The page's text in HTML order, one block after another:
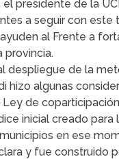
el presidente de la
a seguir con este
al Frente a
provincia.
despliegue de la
hizo algunas
de
inicial creado para
en ese
y fue construido